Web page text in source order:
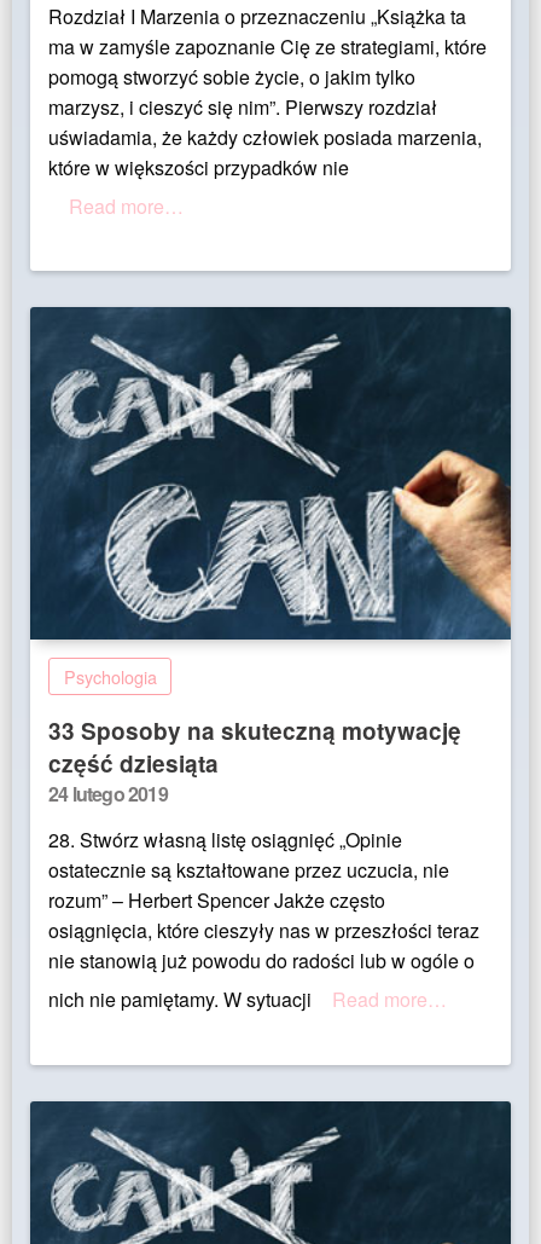
Rozdział I Marzenia o przeznaczeniu „Książka ta
ma w zamyśle zapoznanie Cię ze strategiami, które
pomogą stworzyć sobie życie, o jakim tylko
marzysz, i cieszyć się nim”. Pierwszy rozdział
uświadamia, że każdy człowiek posiada marzenia,
które w większości przypadków nie
Read more…
Psychologia
33 Sposoby na skuteczną motywację
część dziesiąta
Posted
24 lutego 2019
28. Stwórz własną listę osiągnięć „Opinie
ostatecznie są kształtowane przez uczucia, nie
rozum” – Herbert Spencer Jakże często
osiągnięcia, które cieszyły nas w przeszłości teraz
nie stanowią już powodu do radości lub w ogóle o
nich nie pamiętamy. W sytuacji
Read more…